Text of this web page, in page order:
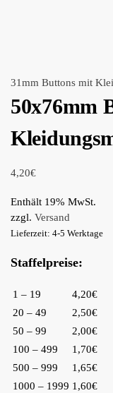
31mm Buttons mit
50x76mm
4,20€
Enthält 19% MwSt.
zzgl. Versand
Lieferzeit: 4-5 Werktage
Staffelpreise:
1 – 19
4,20€
20 – 49
2,50€
50 – 99
2,00€
100 – 499
1,70€
500 – 999
1,65€
1000 – 1999 1,60€